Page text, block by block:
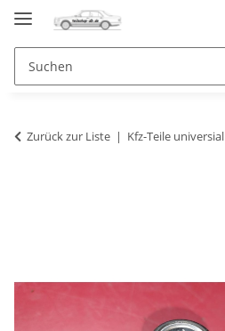
Zurück zur Liste Kfz-Teile universial